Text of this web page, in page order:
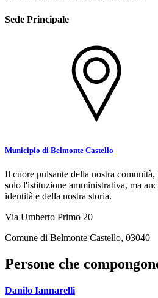
Sede Principale
Municipio di Belmonte Castello
Il cuore pulsante della nostra
solo l'istituzione amministrativa, ma
identità e della nostra storia.
Via Umberto Primo 20
Comune di Belmonte Castello, 03040
Persone che
Danilo Iannarelli